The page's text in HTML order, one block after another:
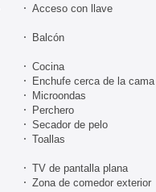
Acceso con llave
Balcón
Cocina
Enchufe cerca de la cama
Microondas
Perchero
Secador de pelo
Toallas
TV de pantalla plana
Zona de comedor exterior